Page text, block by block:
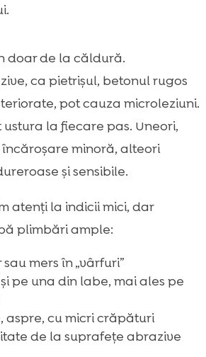
doar de la căldură.
ca pietrișul, betonul rugos
pot cauza microleziuni.
la fiecare pas. Uneori,
minoră, alteori
și sensibile.
atenți la indicii mici, dar
plimbări ample:
mers în „vârfuri”
pe una din labe, mai ales pe
aspre, cu micri crăpături
de la suprafețe abrazive